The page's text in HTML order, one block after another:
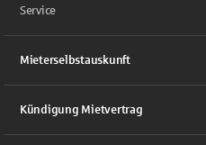
Service
Mieterselbstauskunft
Kündigung Mietvertrag